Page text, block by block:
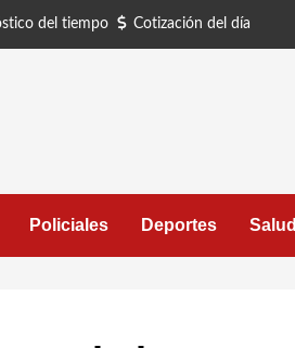
del tiempo Cotización del día
Policiales Deportes Salud